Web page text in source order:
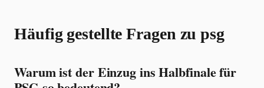
Häufig gestellte Fragen zu psg
Warum ist der Einzug ins Halbfinale für